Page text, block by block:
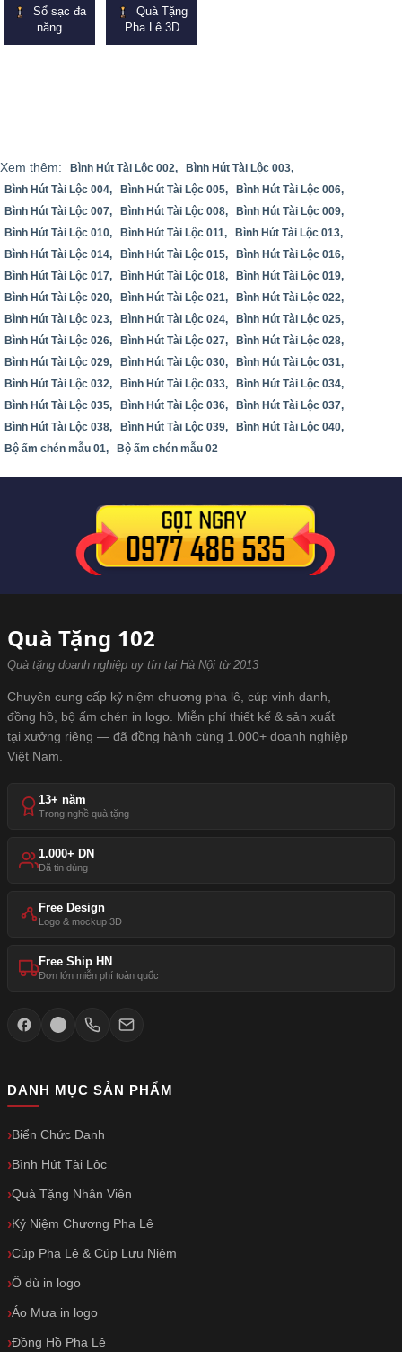
Sổ sạc đa
năng
Quà Tặng
Pha Lê 3D
Xem thêm: Bình Hút Tài Lộc 002,
Bình Hút Tài Lộc 003,
Bình Hút Tài Lộc 004,
Bình Hút Tài Lộc 005,
Bình Hút Tài Lộc 006,
Bình Hút Tài Lộc 007,
Bình Hút Tài Lộc 008,
Bình Hút Tài Lộc 009,
Bình Hút Tài Lộc 010,
Bình Hút Tài Lộc 011,
Bình Hút Tài Lộc 013,
Bình Hút Tài Lộc 014,
Bình Hút Tài Lộc 015,
Bình Hút Tài Lộc 016,
Bình Hút Tài Lộc 017,
Bình Hút Tài Lộc 018,
Bình Hút Tài Lộc 019,
Bình Hút Tài Lộc 020,
Bình Hút Tài Lộc 021,
Bình Hút Tài Lộc 022,
Bình Hút Tài Lộc 023,
Bình Hút Tài Lộc 024,
Bình Hút Tài Lộc 025,
Bình Hút Tài Lộc 026,
Bình Hút Tài Lộc 027,
Bình Hút Tài Lộc 028,
Bình Hút Tài Lộc 029,
Bình Hút Tài Lộc 030,
Bình Hút Tài Lộc 031,
Bình Hút Tài Lộc 032,
Bình Hút Tài Lộc 033,
Bình Hút Tài Lộc 034,
Bình Hút Tài Lộc 035,
Bình Hút Tài Lộc 036,
Bình Hút Tài Lộc 037,
Bình Hút Tài Lộc 038,
Bình Hút Tài Lộc 039,
Bình Hút Tài Lộc 040,
Bộ ấm chén mẫu 01,
Bộ ấm chén mẫu 02
Quà Tặng 102
Quà tặng doanh nghiệp uy tín tại Hà Nội từ 2013
Chuyên cung cấp kỷ niệm chương pha lê, cúp vinh danh,
đồng hồ, bộ ấm chén in logo. Miễn phí thiết kế & sản xuất
tại xưởng riêng — đã đồng hành cùng 1.000+ doanh nghiệp
Việt Nam.
13+ năm
Trong nghề quà tặng
1.000+ DN
Đã tin dùng
Free Design
Logo & mockup 3D
Free Ship HN
Đơn lớn miễn phí toàn quốc
DANH MỤC SẢN PHẨM
Biển Chức Danh
Bình Hút Tài Lộc
Quà Tặng Nhân Viên
Kỷ Niệm Chương Pha Lê
Cúp Pha Lê & Cúp Lưu Niệm
Ô dù in logo
Áo Mưa in logo
Đồng Hồ Pha Lê